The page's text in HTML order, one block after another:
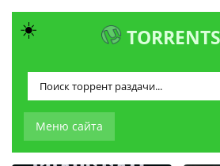
Меню сайта
☀️